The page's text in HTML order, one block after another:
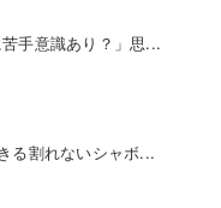
苦手意識あり？」思...
る割れないシャボ...